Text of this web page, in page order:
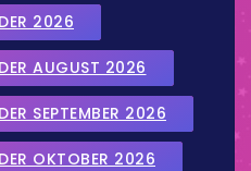
2026
AUGUST 2026
SEPTEMBER 2026
OKTOBER 2026